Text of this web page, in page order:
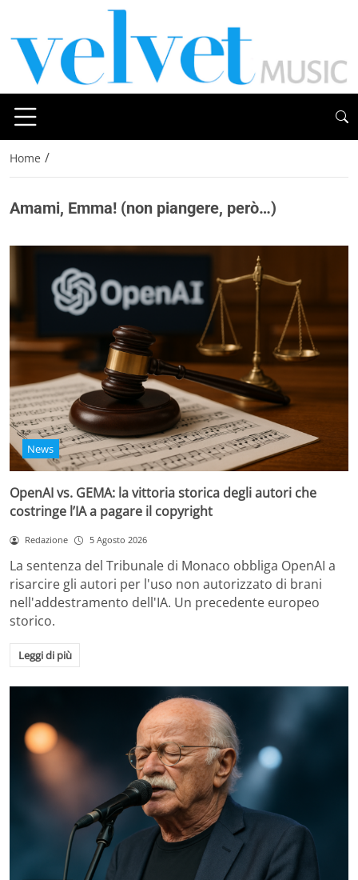
Home /
Amami, Emma! (non piangere, però…)
News
OpenAI vs. GEMA: la vittoria storica degli autori che
costringe l’IA a pagare il copyright
Redazione 5 Agosto 2026
La sentenza del Tribunale di Monaco obbliga OpenAI a
risarcire gli autori per l'uso non autorizzato di brani
nell'addestramento dell'IA. Un precedente europeo
storico.
Leggi di più